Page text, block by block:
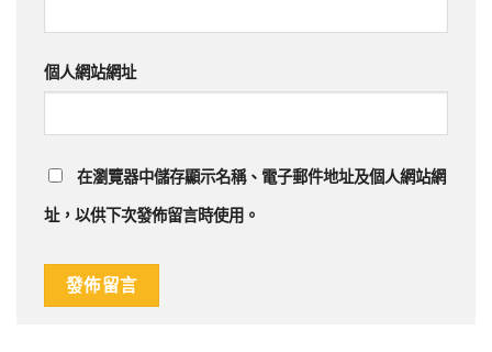
個人網站網址
在瀏覽器中儲存顯示名稱、電子郵件地址及個人網站網
址，以供下次發佈留言時使用。